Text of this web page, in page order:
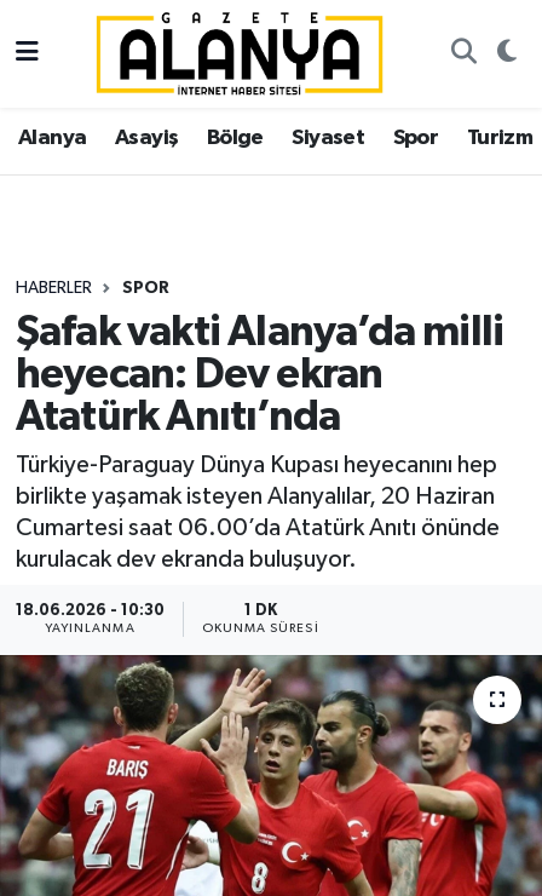
Alanya Asayiş Bölge Siyaset Spor Turizm
HABERLER SPOR
Şafak vakti Alanya’da milli
heyecan: Dev ekran
Atatürk Anıtı’nda
Türkiye-Paraguay Dünya Kupası heyecanını hep
birlikte yaşamak isteyen Alanyalılar, 20 Haziran
Cumartesi saat 06.00’da Atatürk Anıtı önünde
kurulacak dev ekranda buluşuyor.
18.06.2026 - 10:30
YAYINLANMA
1 DK
OKUNMA SÜRESI
Alanya
Asayiş
Siyaset
Spor
Turizm
Ekonomi
Gazipaşa
İstanbul Nöbetçi Eczaneler
İstanbul Hava Durumu
Süper Lig Puan Durumu ve Fikstür
Tüm Manşetler
Son Dakika Haberleri
Haber Arşivi